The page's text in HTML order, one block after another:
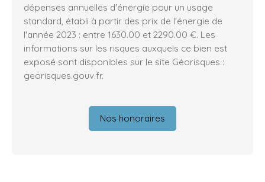
dépenses annuelles d'énergie pour un usage
standard, établi à partir des prix de l'énergie de
l'année 2023 : entre 1630.00 et 2290.00 €. Les
informations sur les risques auxquels ce bien est
exposé sont disponibles sur le site Géorisques :
georisques.gouv.fr.
Nos honoraires